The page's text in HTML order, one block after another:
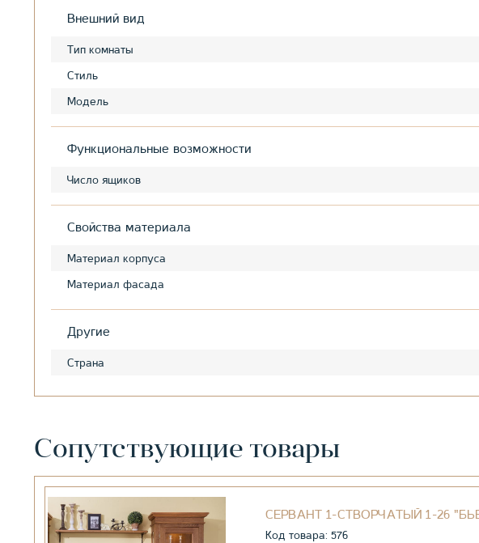
Внешний вид
Тип комнаты
Стиль
Модель
Функциональные возможности
Число ящиков
Свойства материала
Материал корпуса
Материал фасада
Другие
Страна
Сопутствующие товары
СЕРВАНТ 1-СТВОРЧАТЫЙ 1-26
Код товара: 576